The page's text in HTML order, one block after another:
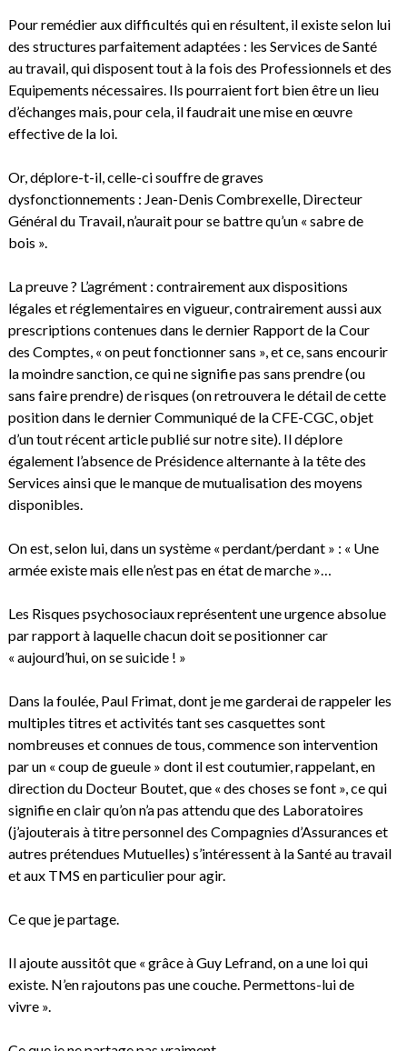
Pour remédier aux difficultés qui en résultent, il existe selon lui
des structures parfaitement adaptées : les Services de Santé
au travail, qui disposent tout à la fois des Professionnels et des
Equipements nécessaires. Ils pourraient fort bien être un lieu
d’échanges mais, pour cela, il faudrait une mise en œuvre
effective de la loi.
Or, déplore-t-il, celle-ci souffre de graves
dysfonctionnements : Jean-Denis Combrexelle, Directeur
Général du Travail, n’aurait pour se battre qu’un « sabre de
bois ».
La preuve ? L’agrément : contrairement aux dispositions
légales et réglementaires en vigueur, contrairement aussi aux
prescriptions contenues dans le dernier Rapport de la Cour
des Comptes, « on peut fonctionner sans », et ce, sans encourir
la moindre sanction, ce qui ne signifie pas sans prendre (ou
sans faire prendre) de risques (on retrouvera le détail de cette
position dans le dernier Communiqué de la CFE-CGC, objet
d’un tout récent article publié sur notre site). Il déplore
également l’absence de Présidence alternante à la tête des
Services ainsi que le manque de mutualisation des moyens
disponibles.
On est, selon lui, dans un système « perdant/perdant » : « Une
armée existe mais elle n’est pas en état de marche »…
Les Risques psychosociaux représentent une urgence absolue
par rapport à laquelle chacun doit se positionner car
« aujourd’hui, on se suicide ! »
Dans la foulée, Paul Frimat, dont je me garderai de rappeler les
multiples titres et activités tant ses casquettes sont
nombreuses et connues de tous, commence son intervention
par un « coup de gueule » dont il est coutumier, rappelant, en
direction du Docteur Boutet, que « des choses se font », ce qui
signifie en clair qu’on n’a pas attendu que des Laboratoires
(j’ajouterais à titre personnel des Compagnies d’Assurances et
autres prétendues Mutuelles) s’intéressent à la Santé au travail
et aux TMS en particulier pour agir.
Ce que je partage.
Il ajoute aussitôt que « grâce à Guy Lefrand, on a une loi qui
existe. N’en rajoutons pas une couche. Permettons-lui de
vivre ».